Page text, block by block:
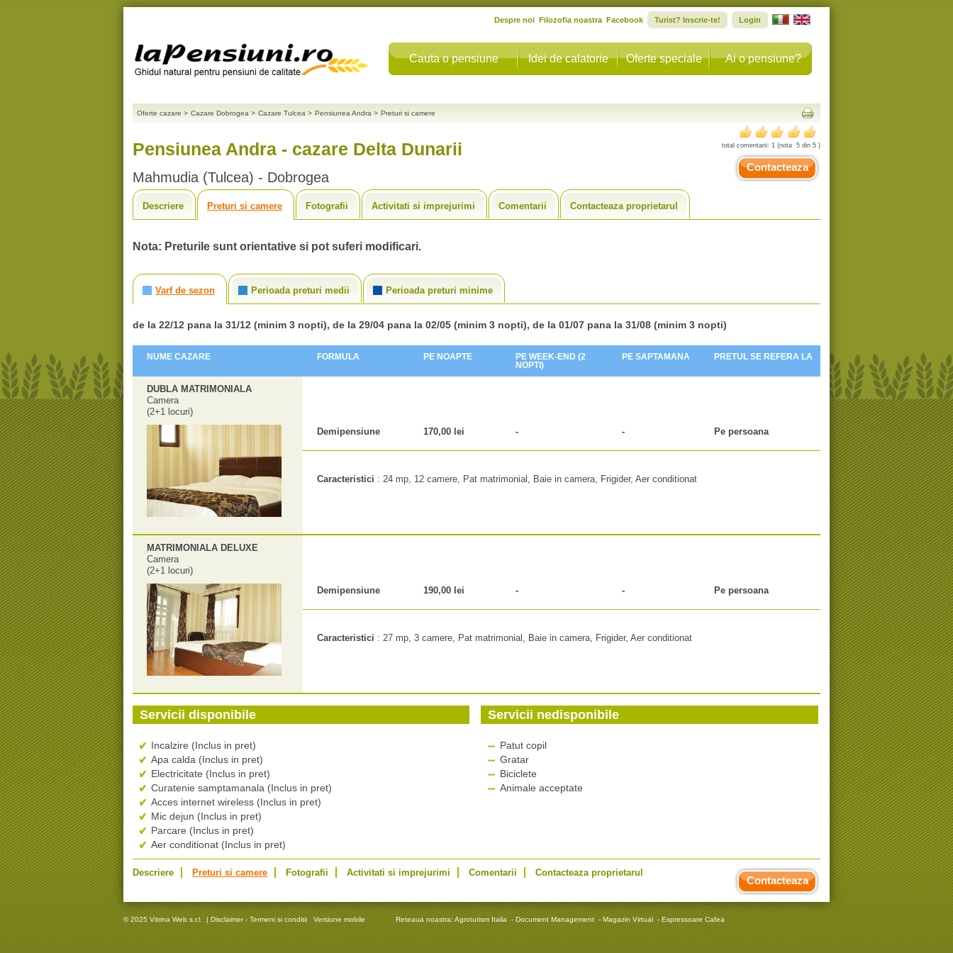
Cauta o pensiune Idei de calatorie Oferte speciale Ai o pensiune?
Despre noi Filozofia noastra Facebook Turist? Inscrie-te! Login
Oferte cazare > Cazare Dobrogea > Cazare Tulcea > Pensiunea Andra > Preturi si camere
Pensiunea Andra - cazare Delta Dunarii
Mahmudia (Tulcea) - Dobrogea
total comentarii: 1 (nota 5 din 5 )
Contacteaza
Descriere Preturi si camere Fotografii Activitati si imprejurimi Comentarii Contacteaza proprietarul
Nota: Preturile sunt orientative si pot suferi modificari.
Varf de sezon Perioada preturi medii Perioada preturi minime
de la 22/12 pana la 31/12 (minim 3 nopti), de la 29/04 pana la 02/05 (minim 3 nopti), de la 01/07 pana la 31/08 (minim 3 nopti)
NUME CAZARE FORMULA PE NOAPTE
PE WEEK-END (2
NOPTI)
PE SAPTAMANA PRETUL SE REFERA LA
DUBLA MATRIMONIALA
Camera
(2+1 locuri)
Demipensiune
170,00 lei - - Pe persoana
Caracteristici : 24 mp, 12 camere, Pat matrimonial, Baie in camera, Frigider, Aer conditionat
MATRIMONIALA DELUXE
Camera
(2+1 locuri)
Demipensiune
190,00 lei - - Pe persoana
Caracteristici : 27 mp, 3 camere, Pat matrimonial, Baie in camera, Frigider, Aer conditionat
Servicii disponibile
Incalzire (Inclus in pret)
Apa calda (Inclus in pret)
Electricitate (Inclus in pret)
Curatenie samptamanala (Inclus in pret)
Acces internet wireless (Inclus in pret)
Mic dejun (Inclus in pret)
Parcare (Inclus in pret)
Aer conditionat (Inclus in pret)
Servicii nedisponibile
Patut copil
Gratar
Biciclete
Animale acceptate
Descriere Preturi si camere Fotografii Activitati si imprejurimi Comentarii Contacteaza proprietarul
Contacteaza
© 2025 Vitrina Web s.r.l. | Disclaimer - Termeni si conditii Versiune mobile Reteaua noastra: Agroturism Italia - Document Management - Magazin Virtual - Espressoare Cafea